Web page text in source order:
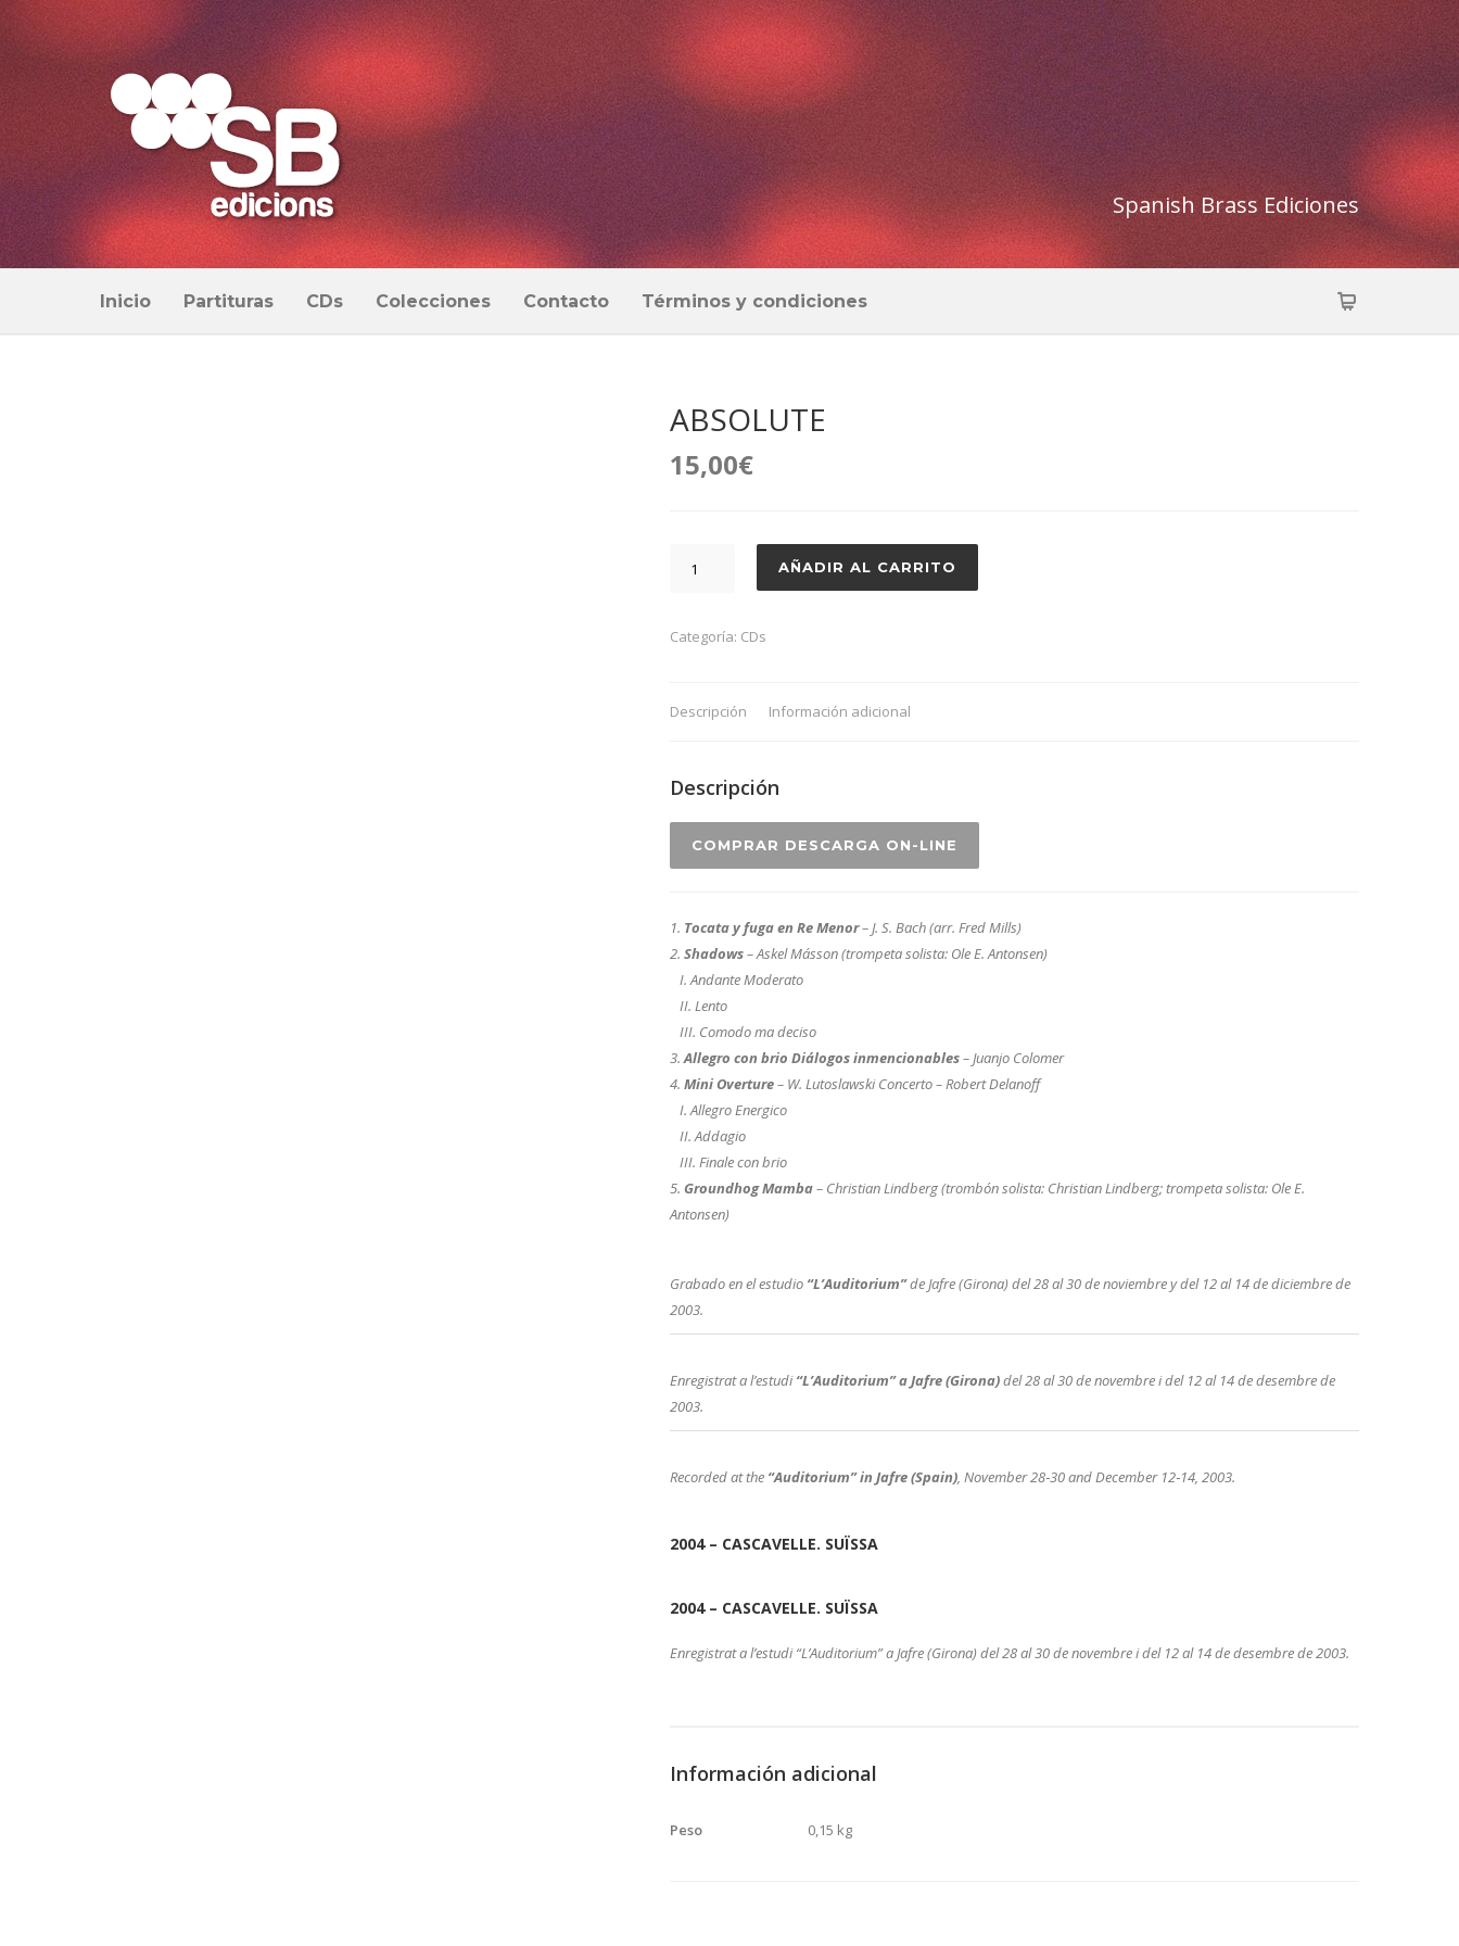
Spanish Brass Ediciones
Inicio Partituras CDs Colecciones Contacto Términos y condiciones
ABSOLUTE
15,00€
AÑADIR AL CARRITO
Categoría: CDs
Descripción Información adicional
Descripción
COMPRAR DESCARGA ON-LINE
1. Tocata y fuga en Re Menor– J. S. Bach (arr. Fred Mills)
2. Shadows– Askel Másson (trompeta solista: Ole E. Antonsen)
I. Andante Moderato
II. Lento
III. Comodo ma deciso
3.Allegro con brio Diálogos inmencionables– Juanjo Colomer
4. Mini Overture– W. Lutoslawski Concerto – Robert Delanoff
I. Allegro Energico
II. Addagio
III. Finale con brio
5. Groundhog Mamba– Christian Lindberg (trombón solista: Christian Lindberg; trompeta solista: Ole E.
Antonsen)
Grabado en el estudio “L’Auditorium”de Jafre (Girona) del 28 al 30 de noviembre y del 12 al 14 de diciembre de
2003.
Enregistrat a l’estudi“L’Auditorium” a Jafre (Girona)del 28 al 30 de novembre i del 12 al 14 de desembre de
2003.
Recorded at the “Auditorium” in Jafre (Spain), November 28‐30 and December 12‐14, 2003.
2004 – CASCAVELLE. SUÏSSA
2004 – CASCAVELLE. SUÏSSA
Enregistrat a l’estudi “L’Auditorium” a Jafre (Girona) del 28 al 30 de novembre i del 12 al 14 de desembre de 2003.
Información adicional
Peso 0,15 kg